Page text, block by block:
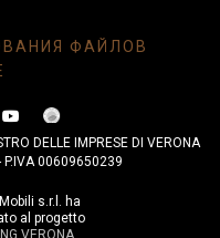
ФАЙЛОВ
DELLE IMPRESE DI VERONA
P.IVA 00609650239
s.r.l. ha
al progetto
VERONA